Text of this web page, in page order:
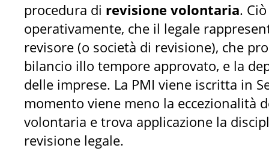
procedura di revisione volontaria.
operativamente, che il legale
revisore (o società di revisione), che
bilancio illo tempore approvato, e la
delle imprese. La PMI viene iscritta in
momento viene meno la eccezionalità
volontaria e trova applicazione la
revisione legale.